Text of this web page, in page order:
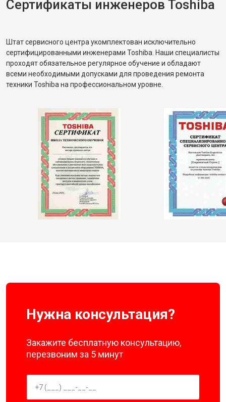
Сертификаты инженеров Toshiba
Штат сервисного центра укомплектован исключительно
сертифицированными инженерами Toshiba. Наши специалисты
проходят обязательное регулярное обучение и обладают
всеми необходимыми допусками для проведения ремонта
техники Toshiba на профессиональном уровне.
Нужна консультация?
Закажите бесплатную консультацию,
перезвоним за 5 минут